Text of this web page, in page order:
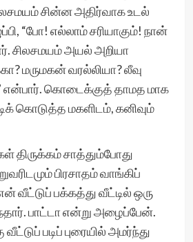
சின்ன அதிர்வாக உடல்
“போ! எல்லாம் சரியாகும்! நான்
சிலசமயம் அயல் அறியா
மருமகன் வரல்லியா? லீவு
என்பார். கொடைக்குத் தாமத மாக
கொடுத்த மகளிடம், கனிவும்
திருக்கம் சாத்தும்போது
பிரசாதம் வாங்கிப்
வீட்டுப் பக்கத்து வீட்டில் ஒரு
பாட்டா என்று அழைப்பேன்.
படிப் புரையில் அமர்ந்து